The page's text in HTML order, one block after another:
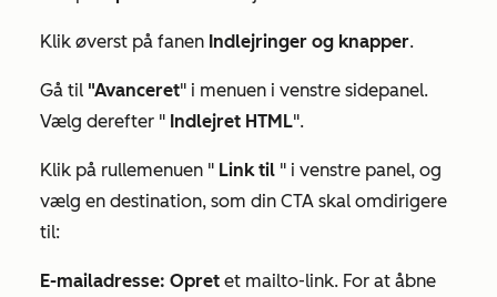
Klik øverst på fanen Indlejringer og knapper.
Gå til "Avanceret" i menuen i venstre sidepanel.
Vælg derefter " Indlejret HTML".
Klik på rullemenuen " Link til " i venstre panel, og
vælg en destination, som din CTA skal omdirigere
til:
E-mailadresse: Opret et mailto-link. For at åbne